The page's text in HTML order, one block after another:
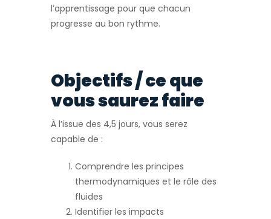
l’apprentissage pour que chacun
progresse au bon rythme.
Objectifs / ce que
vous saurez faire
À l’issue des 4,5 jours, vous serez
capable de :
Comprendre les principes
thermodynamiques et le rôle des
fluides
Identifier les impacts